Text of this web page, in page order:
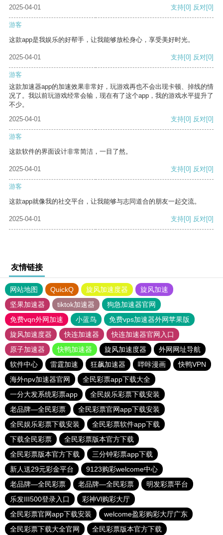
2025-04-01
支持[0] 反对[0]
游客
这款app是我娱乐的好帮手，让我能够放松身心，享受美好时光。
2025-04-01 支持[0] 反对[0]
游客
这款加速器app的加速效果非常好，玩游戏再也不会出现卡顿、掉线的情
况了。我以前玩游戏经常会输，现在有了这个app，我的游戏水平提升了
不少。
2025-04-01
支持[0] 反对[0]
游客
这款软件的界面设计非常简洁，一目了然。
2025-04-01 支持[0] 反对[0]
游客
这款app就像我的社交平台，让我能够与志同道合的朋友一起交流。
2025-04-01 支持[0] 反对[0]
友情链接
网站地图 QuickQ 旋风加速度器
旋风加速
坚果加速器
tiktok加速器
狗急加速器官网
免费vqn外网加速
小蓝鸟
免费vps加速器外网苹果版
旋风加速度器
快连加速器
快连加速器官网入口
原子加速器
快鸭加速器 旋风加速度器
外网网址导航
软件中心
雷霆加速 狂飙加速器 哔咔漫画
快鸭VPN
海外npv加速器官网
全民彩票app下载大全
一分大发系统彩票app
全民娱乐彩票下载安装
老品牌—全民彩票
全民彩票官网app下载安装
全民娱乐彩票下载安装
全民彩票软件app下载
下载全民彩票
全民彩票版本官方下载
全民彩票版本官方下载
三分钟彩票app下载
新人送29元彩金平台
9123购彩welcome中心
老品牌—全民彩票
老品牌—全民彩票
明发彩票平台
乐发III500登录入口
彩神Vl购彩大厅
全民彩票官网app下载安装
welcome盈彩购彩大厅广东
全民彩票下载大全官网
全民彩票版本官方下载